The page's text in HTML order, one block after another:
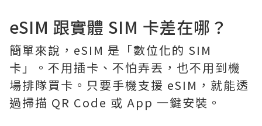
eSIM 跟實體 SIM 卡差在哪？
簡單來說，eSIM 是「數位化的 SIM
卡」。不用插卡、不怕弄丟，也不用到機
場排隊買卡。只要手機支援 eSIM，就能透
過掃描 QR Code 或 App 一鍵安裝。